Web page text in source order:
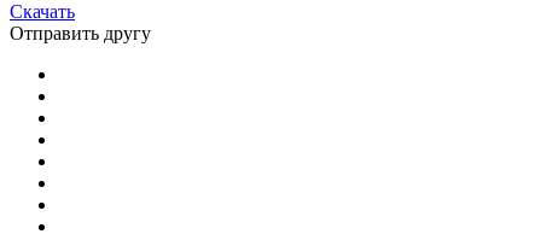
Скачать
Отправить другу